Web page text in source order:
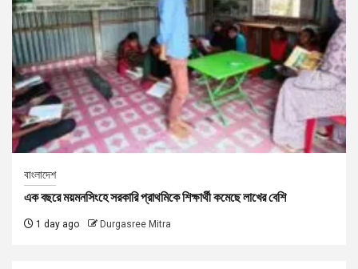
বাংলাদেশ
এক বছরে ময়মনসিংহে সরকারি প্রাথমিকে শিক্ষার্থী কমেছে লাখের বেশি
1 day ago Durgasree Mitra